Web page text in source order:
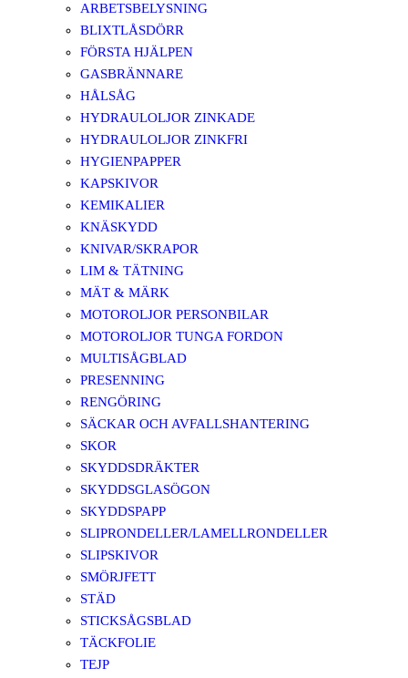
ARBETSBELYSNING
BLIXTLÅSDÖRR
FÖRSTA HJÄLPEN
GASBRÄNNARE
HÅLSÅG
HYDRAULOLJOR ZINKADE
HYDRAULOLJOR ZINKFRI
HYGIENPAPPER
KAPSKIVOR
KEMIKALIER
KNÄSKYDD
KNIVAR/SKRAPOR
LIM & TÄTNING
MÄT & MÄRK
MOTOROLJOR PERSONBILAR
MOTOROLJOR TUNGA FORDON
MULTISÅGBLAD
PRESENNING
RENGÖRING
SÄCKAR OCH AVFALLSHANTERING
SKOR
SKYDDSDRÄKTER
SKYDDSGLASÖGON
SKYDDSPAPP
SLIPRONDELLER/LAMELLRONDELLER
SLIPSKIVOR
SMÖRJFETT
STÄD
STICKSÅGSBLAD
TÄCKFOLIE
TEJP